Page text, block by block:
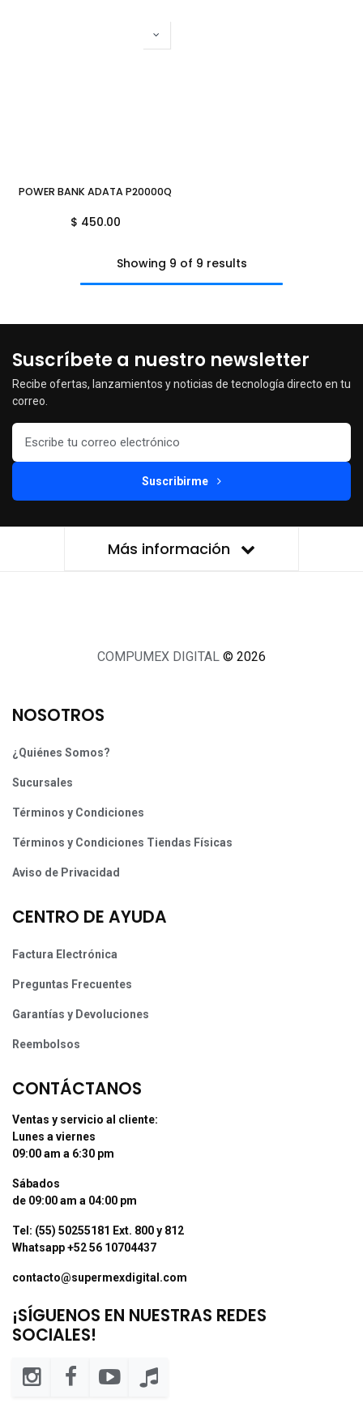
POWER BANK ADATA P20000QCD BLANCO CARGA RAPIDA USB-C
$ 450.00
Showing 9 of 9 results
Suscríbete a nuestro newsletter
Recibe ofertas, lanzamientos y noticias de tecnología directo en tu
correo.
Suscribirme
Más información
COMPUMEX DIGITAL © 2026
NOSOTROS
¿Quiénes Somos?
Sucursales
Términos y Condiciones
Términos y Condiciones Tiendas Físicas
Aviso de Privacidad
CENTRO DE AYUDA
Factura Electrónica
Preguntas Frecuentes
Garantías y Devoluciones
Reembolsos
CONTÁCTANOS
Ventas y servicio al cliente:
Lunes a viernes
09:00 am a 6:30 pm
Sábados
de 09:00 am a 04:00 pm
Tel: (55) 50255181 Ext. 800 y 812
Whatsapp +52 56 10704437
contacto@supermexdigital.com
¡SÍGUENOS EN NUESTRAS REDES
SOCIALES!